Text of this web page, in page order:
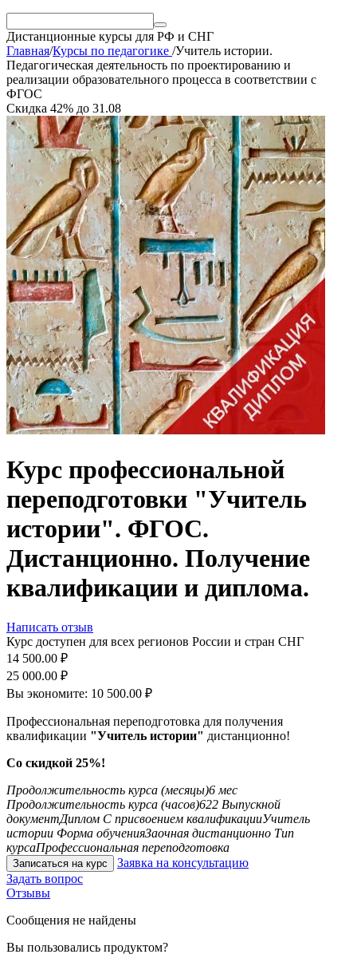
Дистанционные курсы для РФ и СНГ
Главная/Курсы по педагогике /Учитель истории.
Педагогическая деятельность по проектированию и
реализации образовательного процесса в соответствии с
ФГОС
Скидка 42% до 31.08
Курс профессиональной
переподготовки "Учитель
истории". ФГОС.
Дистанционно. Получение
квалификации и диплома.
Написать отзыв
Курс доступен для всех регионов России и стран СНГ
14 500.00 ₽
25 000.00 ₽
Вы экономите: 10 500.00 ₽
Профессиональная переподготовка для получения
квалификации "Учитель истории" дистанционно!
Со скидкой 25%!
Продолжительность курса (месяцы)6 мес
Продолжительность курса (часов)622 Выпускной
документДиплом С присвоением квалификацииУчитель
истории Форма обученияЗаочная дистанционно Тип
курсаПрофессиональная переподготовка
Записаться на курс
Заявка на консультацию
Задать вопрос
Отзывы
Сообщения не найдены
Вы пользовались продуктом?